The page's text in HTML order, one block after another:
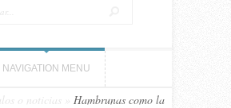
NAVIGATION MENU
o noticias
Hambrunas como la